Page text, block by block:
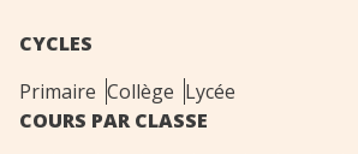
CYCLES
Primaire Collège Lycée
COURS PAR CLASSE